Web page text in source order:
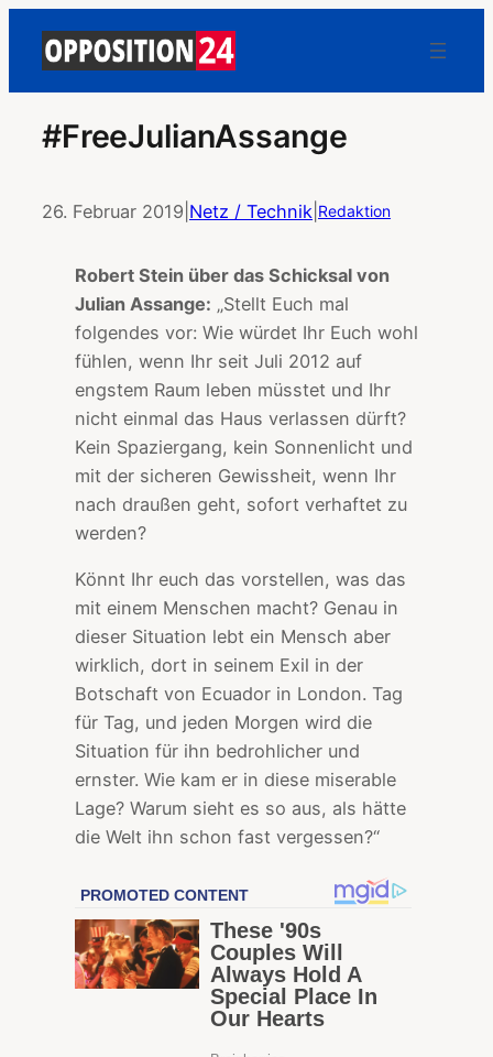
#FreeJulianAssange
26. Februar 2019 Netz / Technik Redaktion
Robert Stein über das Schicksal von
Julian Assange: „Stellt Euch mal
folgendes vor: Wie würdet Ihr Euch wohl
fühlen, wenn Ihr seit Juli 2012 auf
engstem Raum leben müsstet und Ihr
nicht einmal das Haus verlassen dürft?
Kein Spaziergang, kein Sonnenlicht und
mit der sicheren Gewissheit, wenn Ihr
nach draußen geht, sofort verhaftet zu
werden?
Könnt Ihr euch das vorstellen, was das
mit einem Menschen macht? Genau in
dieser Situation lebt ein Mensch aber
wirklich, dort in seinem Exil in der
Botschaft von Ecuador in London. Tag
für Tag, und jeden Morgen wird die
Situation für ihn bedrohlicher und
ernster. Wie kam er in diese miserable
Lage? Warum sieht es so aus, als hätte
die Welt ihn schon fast vergessen?“